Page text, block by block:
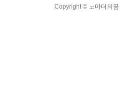
Copyright © 노마더의꿈
TistoryWhaleSkin3.4